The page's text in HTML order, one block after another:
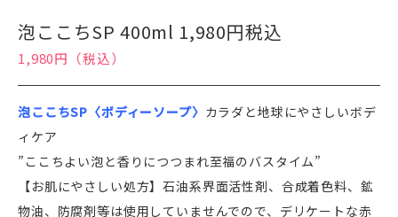
泡ここちSP 400ml 1,980円税込
1,980円（税込）
泡ここちSP〈ボディーソープ〉 カラダと地球にやさしいボデ
ィケア
”ここちよい泡と香りにつつまれ至福のバスタイム”
【お肌にやさしい処方】石油系界面活性剤、合成着色料、鉱
物油、防腐剤等は使用していませんでので、デリケートな赤